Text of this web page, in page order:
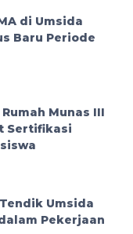
di Umsida
Baru Periode
Munas III
Sertifikasi
Umsida
Pekerjaan